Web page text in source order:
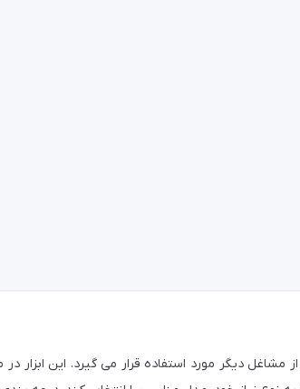
مشاغل دیگر مورد استفاده قرار می گیرد. این ابزار